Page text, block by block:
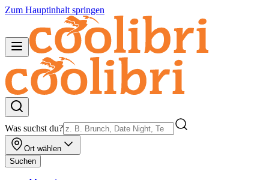
Zum Hauptinhalt springen
Was suchst du?
Ort wählen
Suchen